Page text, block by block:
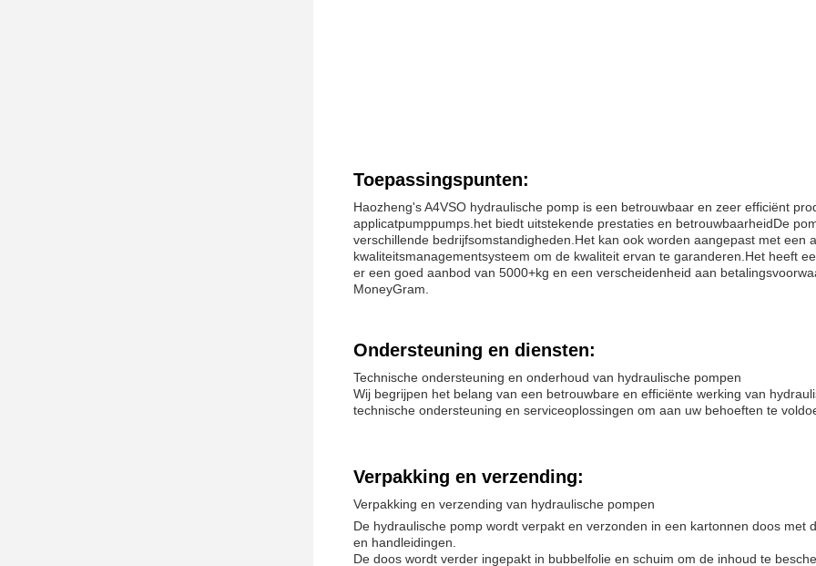
Toepassingspunten:
Haozheng's A4VSO hydraulische pomp is een betrouwbaar en zeer efficiënt
applicatpumppumps.het biedt uitstekende prestaties en betrouwbaarheidDe
verschillende bedrijfsomstandigheden.Het kan ook worden aangepast met een
kwaliteitsmanagementsysteem om de kwaliteit ervan te garanderen.Het heeft
er een goed aanbod van 5000+kg en een verscheidenheid aan
MoneyGram.
Ondersteuning en diensten:
Technische ondersteuning en onderhoud van hydraulische pompen
Wij begrijpen het belang van een betrouwbare en efficiënte werking van
technische ondersteuning en serviceoplossingen om aan uw behoeften te
Verpakking en verzending:
Verpakking en verzending van hydraulische pompen
De hydraulische pomp wordt verpakt en verzonden in een kartonnen doos met
en handleidingen.
De doos wordt verder ingepakt in bubbelfolie en schuim om de inhoud te